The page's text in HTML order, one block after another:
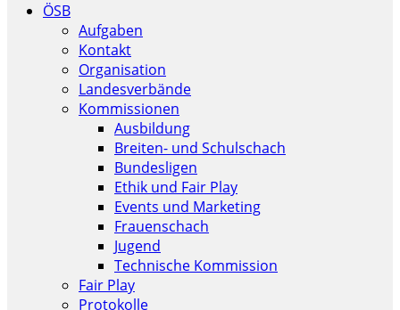
ÖSB
Aufgaben
Kontakt
Organisation
Landesverbände
Kommissionen
Ausbildung
Breiten- und Schulschach
Bundesligen
Ethik und Fair Play
Events und Marketing
Frauenschach
Jugend
Technische Kommission
Fair Play
Protokolle